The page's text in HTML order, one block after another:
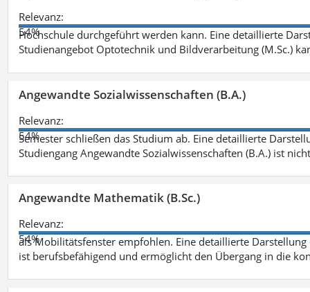
Relevanz:
54%
Hochschule durchgeführt werden kann. Eine detaillierte
Studienangebot Optotechnik und Bildverarbeitung (M.Sc.)
Angewandte Sozialwissenschaften (B.A.)
Relevanz:
54%
Semester schließen das Studium ab. Eine detaillierte
Studiengang Angewandte Sozialwissenschaften (B.A.) ist
Angewandte Mathematik (B.Sc.)
Relevanz:
54%
als Mobilitätsfenster empfohlen. Eine detaillierte
ist berufsbefähigend und ermöglicht den Übergang in die